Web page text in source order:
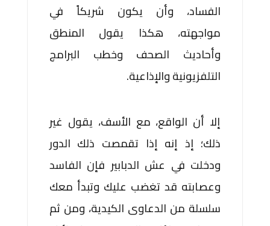
الفساد، وأن يكون شريكاً في
مواجهته، هكذا يقول المنطق
وأحاديث الصحف وخطب البرامج
التلفزيونية والإذاعية.
إلا أن الواقع، مع الأسف، يقول غير
ذلك؛ إذ إنه إذا تقمصت ذلك الدور
ودخلت في عش الدبابير فإن الفاسد
وعصابته قد تغضب عليك وتبدأ معك
سلسلة من الدعاوى الكيدية، ومن ثم